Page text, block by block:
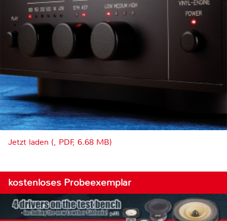
Jetzt laden (, PDF, 6.68 MB)
kostenloses Probeexemplar